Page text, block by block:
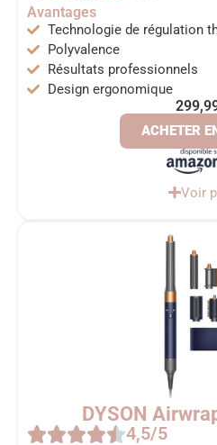
Avantages
Technologie de régulation
Polyvalence
Résultats professionnels
Design ergonomique
ACHETER
Voir
DYSON
4,5/5